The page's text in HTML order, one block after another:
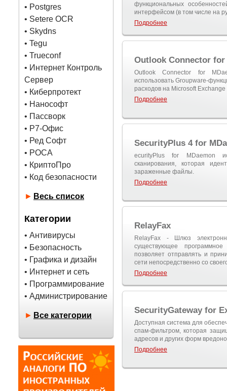
• Postgres
• Setere OCR
• Skydns
• Tegu
• Trueconf
• Интернет Контроль
Сервер
• Киберпротект
• Нанософт
• Пассворк
• Р7-Офис
• Ред Софт
• РОСА
• КриптоПро
• Код безопасности
► Весь список
Категории
• Антивирусы
• Безопасность
• Графика и дизайн
• Интернет и сеть
• Программирование
• Администрирование
► Все категории
функциональных
интерфейсом (в том числе на
Подробнее
Outlook Connector for
Outlook Connector for
использовать Groupware-
расходов на Microsoft Exchange
Подробнее
SecurityPlus 4 for
ecurityPlus for MDaemon
сканирования, которая
зараженные файлы.
Подробнее
RelayFax
RelayFax - Шлюз
существующее
позволяет отправлять и
сети непосредственно со
Подробнее
SecurityGateway for
Доступная система для
спам-фильтром, которая
адресов и других форм
Подробнее